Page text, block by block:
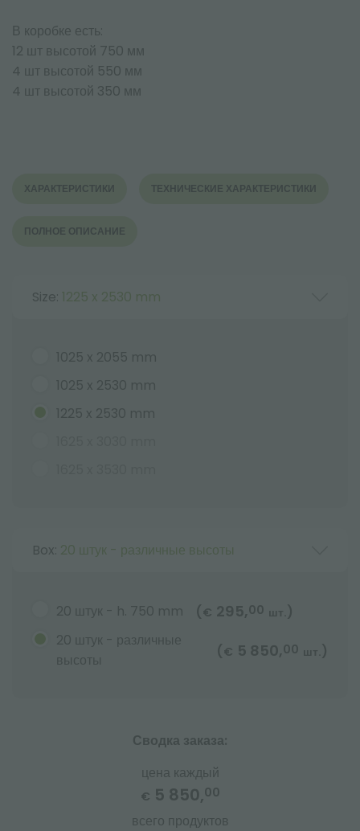
В коробке есть:
12 шт высотой 750 мм
4 шт высотой 550 мм
4 шт высотой 350 мм
ХАРАКТЕРИСТИКИ ТЕХНИЧЕСКИЕ ХАРАКТЕРИСТИКИ
ПОЛНОЕ ОПИСАНИЕ
Size: 1225 x 2530 mm
1025 x 2055 mm
1025 x 2530 mm
1225 x 2530 mm
Box: 20 штук - различные высоты
20 штук - h. 750 mm ( € 295,00 шт. )
20 штук - различные
высоты
(€ 5 850,00 шт. )
Сводка заказа:
цена каждый
€ 5 850,00
всего продуктов